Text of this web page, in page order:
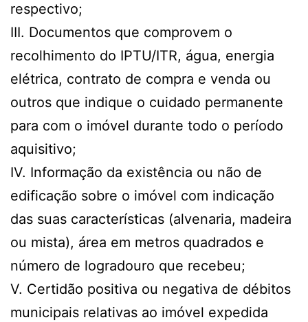
respectivo;
III. Documentos que comprovem o
recolhimento do IPTU/ITR, água, energia
elétrica, contrato de compra e venda ou
outros que indique o cuidado permanente
para com o imóvel durante todo o período
aquisitivo;
IV. Informação da existência ou não de
edificação sobre o imóvel com indicação
das suas características (alvenaria, madeira
ou mista), área em metros quadrados e
número de logradouro que recebeu;
V. Certidão positiva ou negativa de débitos
municipais relativas ao imóvel expedida